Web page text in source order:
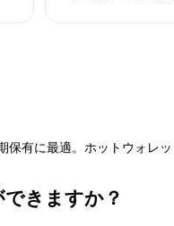
有に最適。ホットウォレ
きますか？